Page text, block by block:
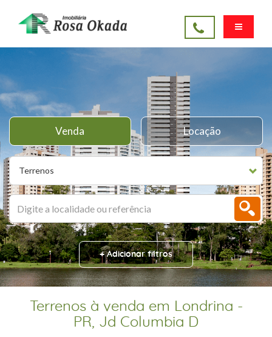
Terrenos
Venda Locação
+ Adicionar filtros
Terrenos à venda em Londrina -
PR, Jd Columbia D